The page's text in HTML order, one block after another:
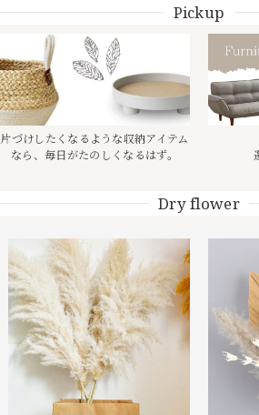
Pickup
片づけしたくなるような収納アイテム
なら、毎日がたのしくなるはず。
Dry flower